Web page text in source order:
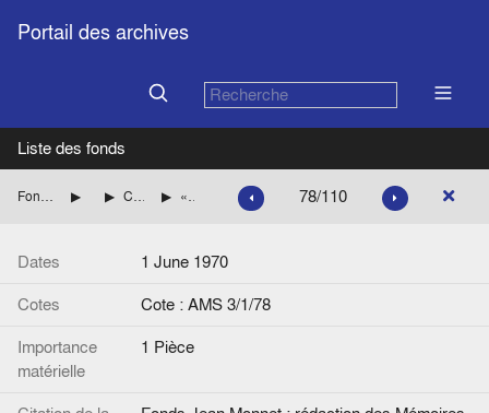
Portail des archives
Liste des fonds
Fonds Jean Monnet : rédaction des Mémoires Préparation des mémoires
Correspondances avec l’équipe du Professeur Duroselle « Liste des documents préparés par M. Kaspi ». 78/110
Dates
1 June 1970
Cotes
Cote : AMS 3/1/78
Importance
matérielle
1 Pièce